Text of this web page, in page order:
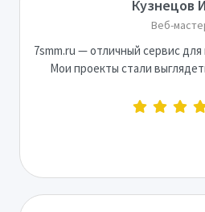
Кузнецов
Веб-
7smm.ru — отличный сервис
Мои проекты стали